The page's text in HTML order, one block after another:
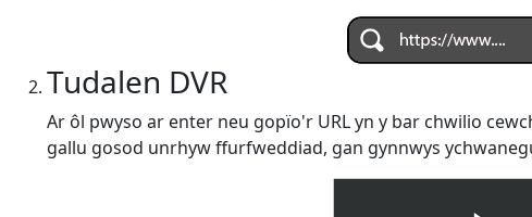
Tudalen DVR
Ar ôl pwyso ar enter neu gopïo'r URL yn y bar chwilio
gallu gosod unrhyw ffurfweddiad, gan gynnwys